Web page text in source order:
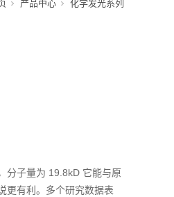
产品中心 化学发光系列
分子量为 19.8kD 它能与原
更有利。多个研究数据表